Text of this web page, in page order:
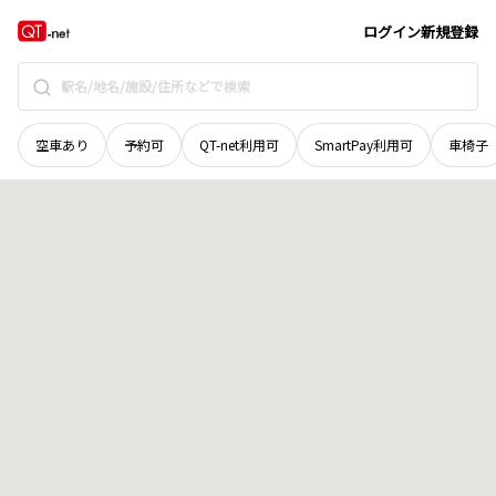
ログイン新規登録
空車あり 予約可 QT-net利用可 SmartPay利用可 車椅子
新潟県 地域選択で探す